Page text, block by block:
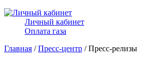
Личный кабинет
Оплата газа
Главная /Пресс-центр / Пресс-релизы